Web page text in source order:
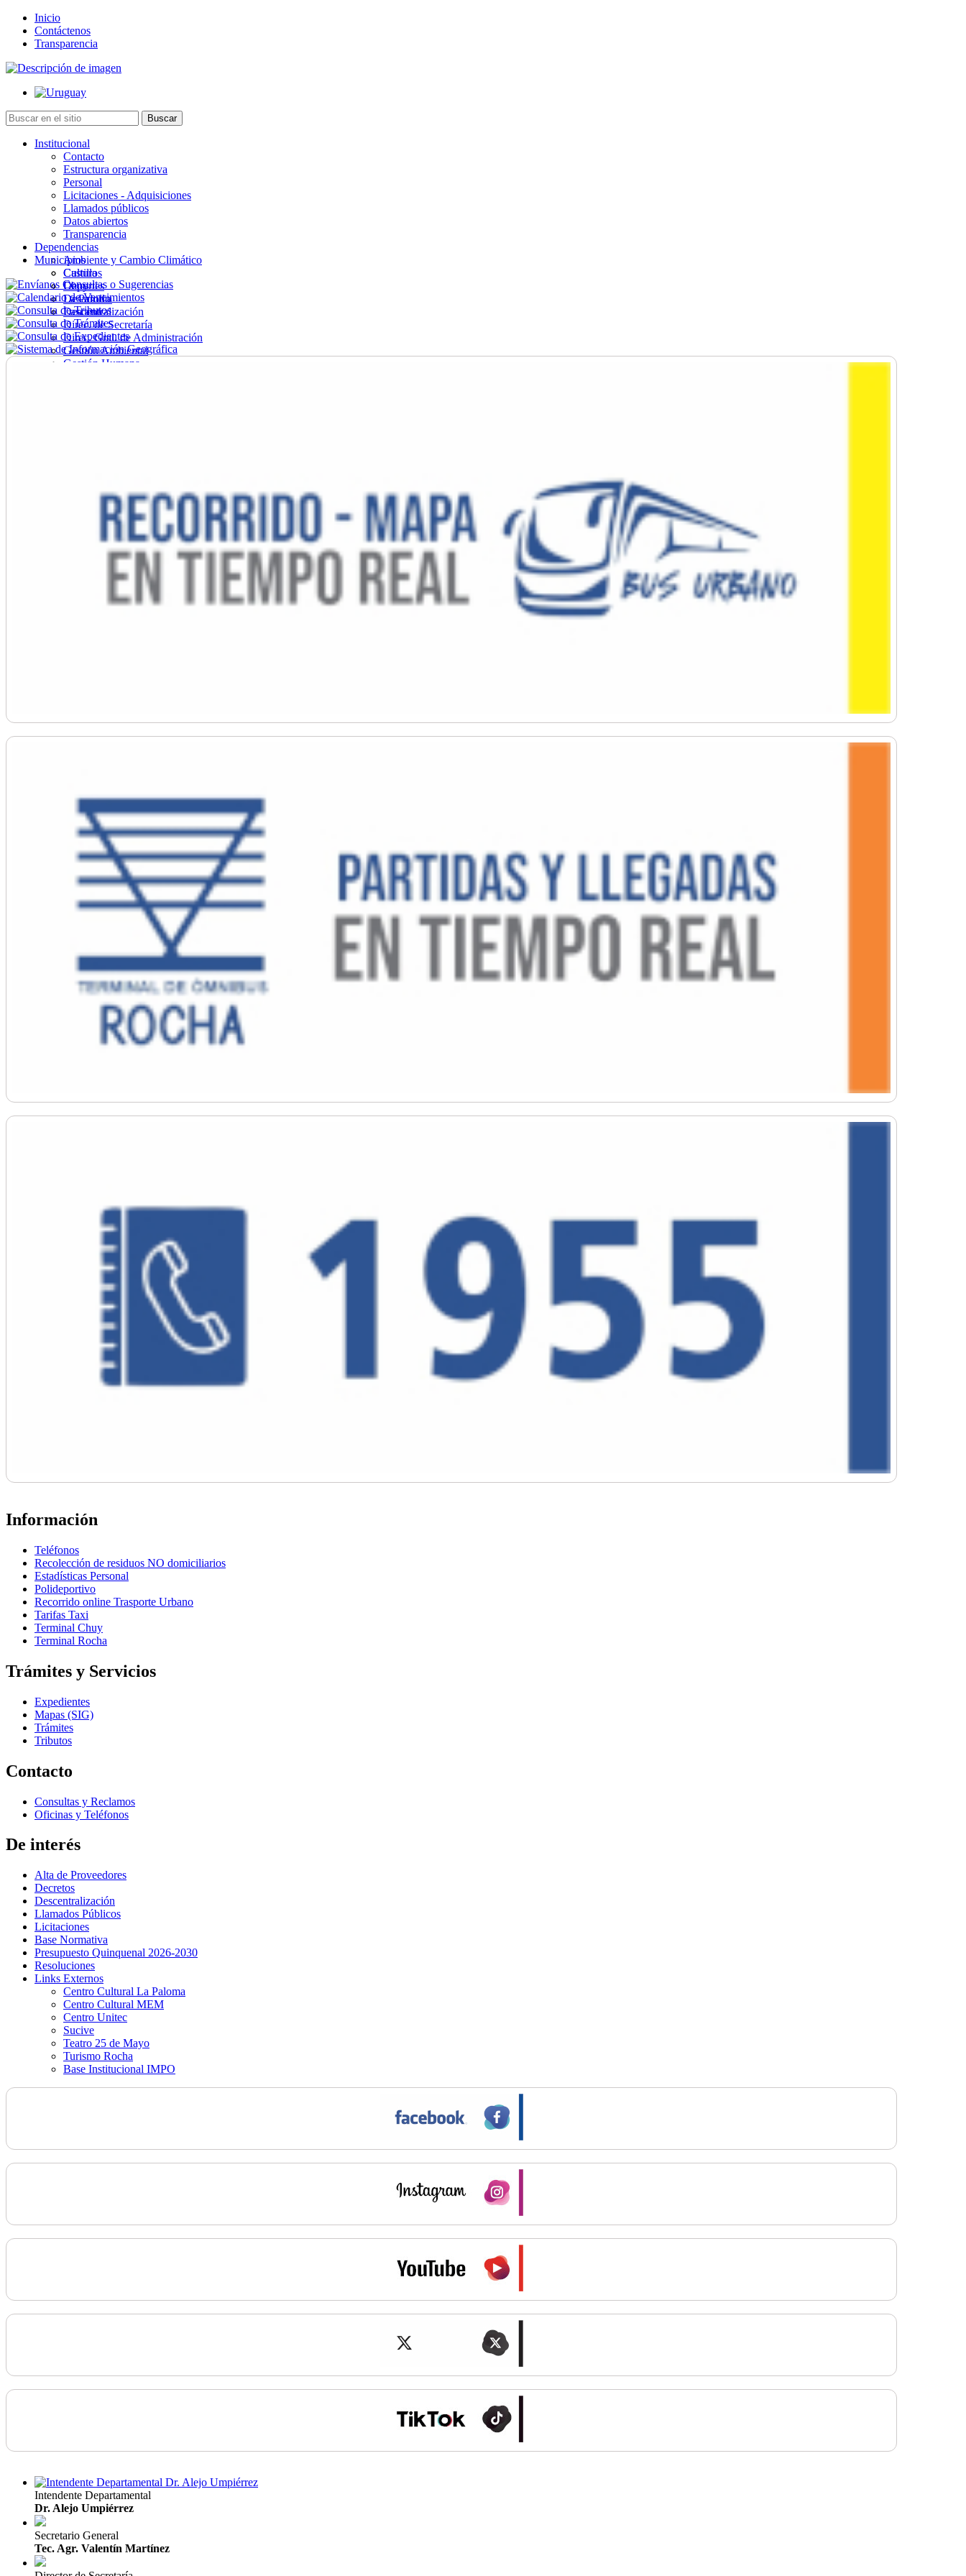
Inicio
Contáctenos
Transparencia
Institucional
Contacto
Estructura organizativa
Personal
Licitaciones - Adquisiciones
Llamados públicos
Datos abiertos
Transparencia
Dependencias
Ambiente y Cambio Climático
Cultura
Deportes
Desarrollo
Descentralización
Direc. de Secretaría
Direc. Gral. de Administración
Gestión Ambiental
Gestión Humana
Municipios
Castillos
Chuy
La Paloma
Lascano
Información
Teléfonos
Recolección de residuos NO domiciliarios
Estadísticas Personal
Polideportivo
Recorrido online Trasporte Urbano
Tarifas Taxi
Terminal Chuy
Terminal Rocha
Trámites y Servicios
Expedientes
Mapas (SIG)
Trámites
Tributos
Contacto
Consultas y Reclamos
Oficinas y Teléfonos
De interés
Alta de Proveedores
Decretos
Descentralización
Llamados Públicos
Licitaciones
Base Normativa
Presupuesto Quinquenal 2026-2030
Resoluciones
Links Externos
Centro Cultural La Paloma
Centro Cultural MEM
Centro Unitec
Sucive
Teatro 25 de Mayo
Turismo Rocha
Base Institucional IMPO
Intendente Departamental
Dr. Alejo Umpiérrez
Secretario General
Tec. Agr. Valentín Martínez